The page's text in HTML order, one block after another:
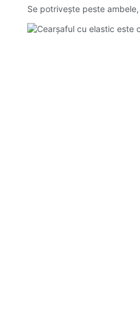
Se potrivește peste